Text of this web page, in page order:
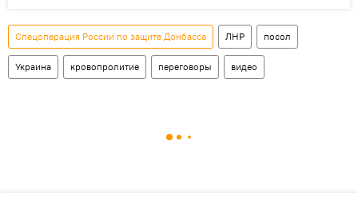
Спецоперация России по защите Донбасса ЛНР посол
Украина кровопролитие переговоры видео